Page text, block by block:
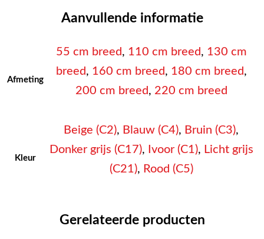
Aanvullende informatie
Afmeting
55 cm breed, 110 cm breed, 130 cm
breed, 160 cm breed, 180 cm breed,
200 cm breed, 220 cm breed
Kleur
Beige (C2), Blauw (C4), Bruin (C3),
Donker grijs (C17), Ivoor (C1), Licht grijs
(C21), Rood (C5)
Gerelateerde producten